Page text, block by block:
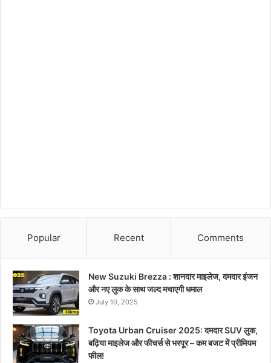
Popular Recent Comments
New Suzuki Brezza : शानदार माइलेज, दमदार इंजन
और नए लुक के साथ जल्द मचाएगी धमाल
July 10, 2025
Toyota Urban Cruiser 2025: दमदार SUV लुक,
बढ़िया माइलेज और फीचर्स से भरपूर – कम बजट में प्रीमियम
फील!